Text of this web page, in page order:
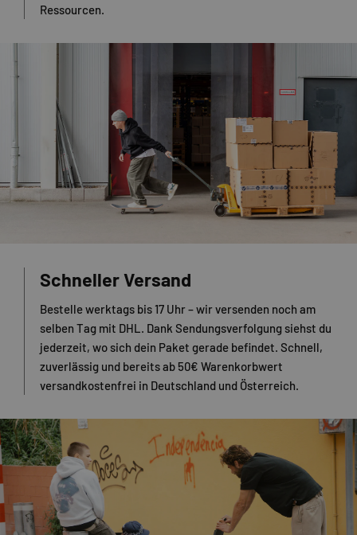
Ressourcen.
Schneller Versand
Bestelle werktags bis 17 Uhr – wir versenden noch am
selben Tag mit DHL. Dank Sendungsverfolgung siehst du
jederzeit, wo sich dein Paket gerade befindet. Schnell,
zuverlässig und bereits ab 50€ Warenkorbwert
versandkostenfrei in Deutschland und Österreich.